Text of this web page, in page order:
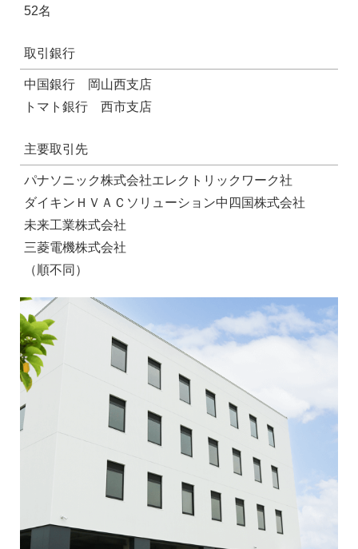
52名
取引銀行
中国銀行 岡山西支店
トマト銀行 西市支店
主要取引先
パナソニック株式会社エレクトリックワーク社
ダイキンＨＶＡＣソリューション中四国株式会社
未来工業株式会社
三菱電機株式会社
（順不同）